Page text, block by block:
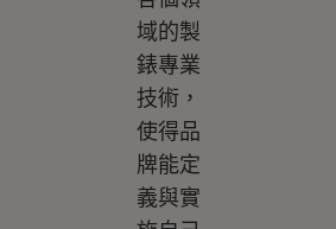
域的製
錶專業
技術，
使得品
牌能定
義與實